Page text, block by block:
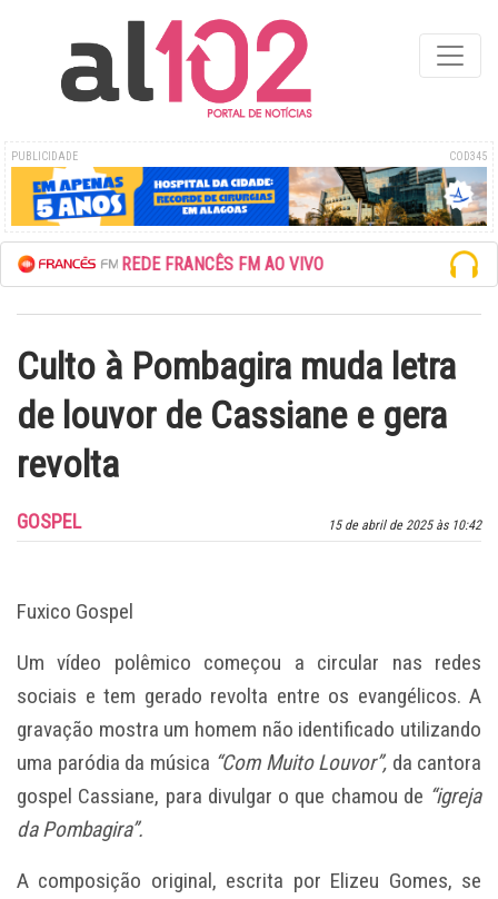
PUBLICIDADE COD345
ESCUTE A REDE FRANCÊS FM AO VIVO
Culto à Pombagira muda letra
de louvor de Cassiane e gera
revolta
15 de abril de 2025 às 10:42
GOSPEL
Fuxico Gospel
Um vídeo polêmico começou a circular nas redes
sociais e tem gerado revolta entre os evangélicos. A
gravação mostra um homem não identificado utilizando
uma paródia da música “Com Muito Louvor”, da cantora
gospel Cassiane, para divulgar o que chamou de “igreja
da Pombagira”.
A composição original, escrita por Elizeu Gomes, se